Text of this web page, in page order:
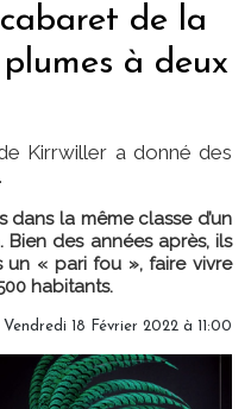
de la
à deux
Kirrwiller a donné des
la même classe d’un
des années après, ils
un « pari fou », faire vivre
habitants.
Vendredi 18 Février 2022 à 11:00